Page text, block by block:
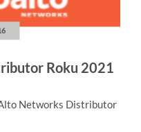
Roku 2021
Networks Distributor